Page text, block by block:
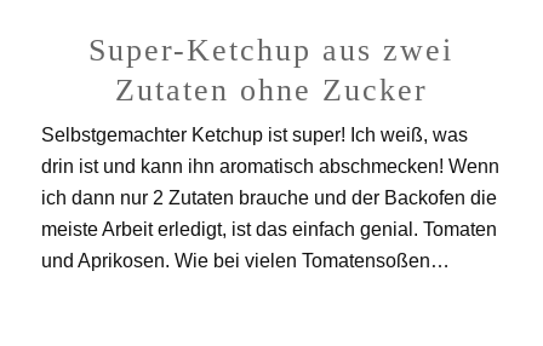
Super-Ketchup aus zwei
Zutaten ohne Zucker
Selbstgemachter Ketchup ist super! Ich weiß, was
drin ist und kann ihn aromatisch abschmecken! Wenn
ich dann nur 2 Zutaten brauche und der Backofen die
meiste Arbeit erledigt, ist das einfach genial. Tomaten
und Aprikosen. Wie bei vielen Tomatensoßen…